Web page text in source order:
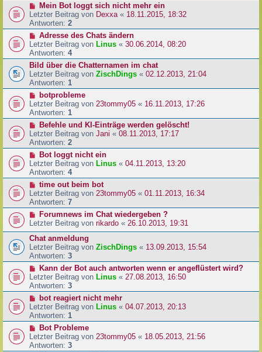
Mein Bot loggt sich nicht mehr ein
Letzter Beitrag von Dexxa « 18.11.2015, 18:32
Antworten: 2
Adresse des Chats ändern
Letzter Beitrag von Linus « 30.06.2014, 08:20
Antworten: 4
Bild über die Chatternamen im chat
Letzter Beitrag von ZischDings « 02.12.2013, 21:04
Antworten: 1
botprobleme
Letzter Beitrag von 23tommy05 « 16.11.2013, 17:26
Antworten: 1
Befehle und KI-Einträge werden gelöscht!
Letzter Beitrag von Jani « 08.11.2013, 17:17
Antworten: 2
Bot loggt nicht ein
Letzter Beitrag von Linus « 04.11.2013, 13:20
Antworten: 4
time out beim bot
Letzter Beitrag von 23tommy05 « 01.11.2013, 16:34
Antworten: 7
Forumnews im Chat wiedergeben ?
Letzter Beitrag von rikardo « 26.10.2013, 19:31
Chat anmeldung
Letzter Beitrag von ZischDings « 13.09.2013, 15:54
Antworten: 3
Kann der Bot auch antworten wenn er angeflüstert wird?
Letzter Beitrag von Linus « 27.08.2013, 16:50
Antworten: 3
bot reagiert nicht mehr
Letzter Beitrag von Linus « 04.07.2013, 20:13
Antworten: 1
Bot Probleme
Letzter Beitrag von 23tommy05 « 18.05.2013, 21:56
Antworten: 3